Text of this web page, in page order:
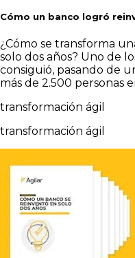
Cómo un banco logró
¿Cómo se transforma
solo dos años? Uno de
consiguió, pasando de
más de 2.500 personas
transformación ágil
transformación ágil